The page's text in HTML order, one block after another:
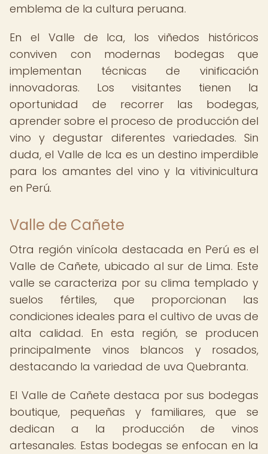
emblema de la cultura peruana.
En el Valle de Ica, los viñedos históricos
conviven con modernas bodegas que
implementan técnicas de vinificación
innovadoras. Los visitantes tienen la
oportunidad de recorrer las bodegas,
aprender sobre el proceso de producción del
vino y degustar diferentes variedades. Sin
duda, el Valle de Ica es un destino imperdible
para los amantes del vino y la vitivinicultura
en Perú.
Valle de Cañete
Otra región vinícola destacada en Perú es el
Valle de Cañete, ubicado al sur de Lima. Este
valle se caracteriza por su clima templado y
suelos fértiles, que proporcionan las
condiciones ideales para el cultivo de uvas de
alta calidad. En esta región, se producen
principalmente vinos blancos y rosados,
destacando la variedad de uva Quebranta.
El Valle de Cañete destaca por sus bodegas
boutique, pequeñas y familiares, que se
dedican a la producción de vinos
artesanales. Estas bodegas se enfocan en la